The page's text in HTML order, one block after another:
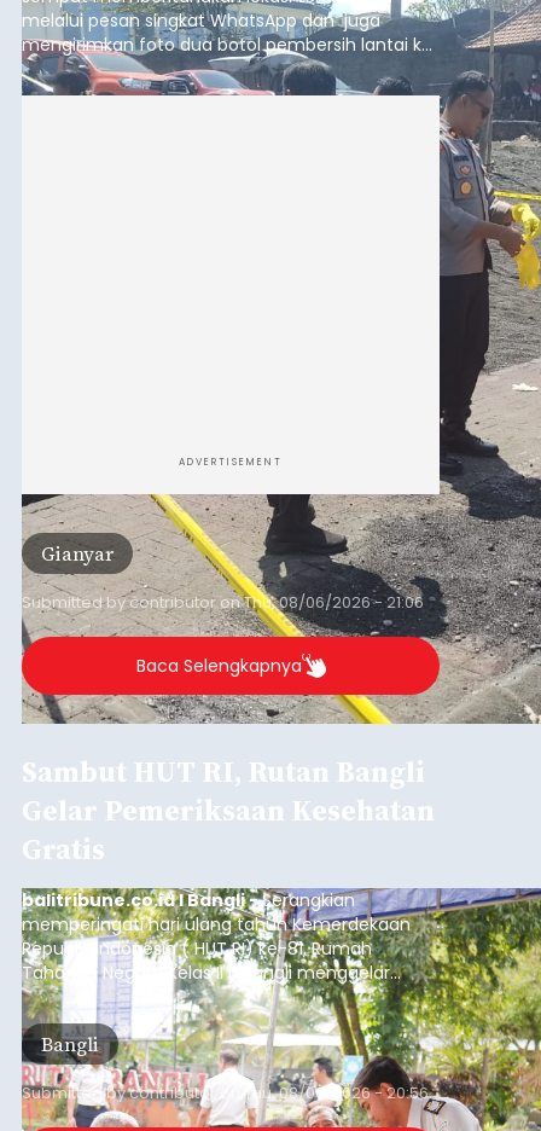
melalui pesan singkat WhatsApp dan juga
mengirimkan foto dua botol pembersih lantai ke
istrinya.
ADVERTISEMENT
Gianyar
Submitted bycontributoronThu, 08/06/2026 - 21:06
Baca Selengkapnya
Sambut HUT RI, Rutan Bangli
Gelar Pemeriksaan Kesehatan
Gratis
balitribune.co.id I Bangli -Serangkian
memperingati hari ulang tahun Kemerdekaan
Republik Indonesia ( HUT RI) ke-81, Rumah
Tahanan Negara Kelas II B Bangli menggelar
kegiatan pemeriksaan kesehatan gratis, Rabu
(6/8/2026).
Bangli
Submitted bycontributor Thu, 08/06/2026 - 20:56